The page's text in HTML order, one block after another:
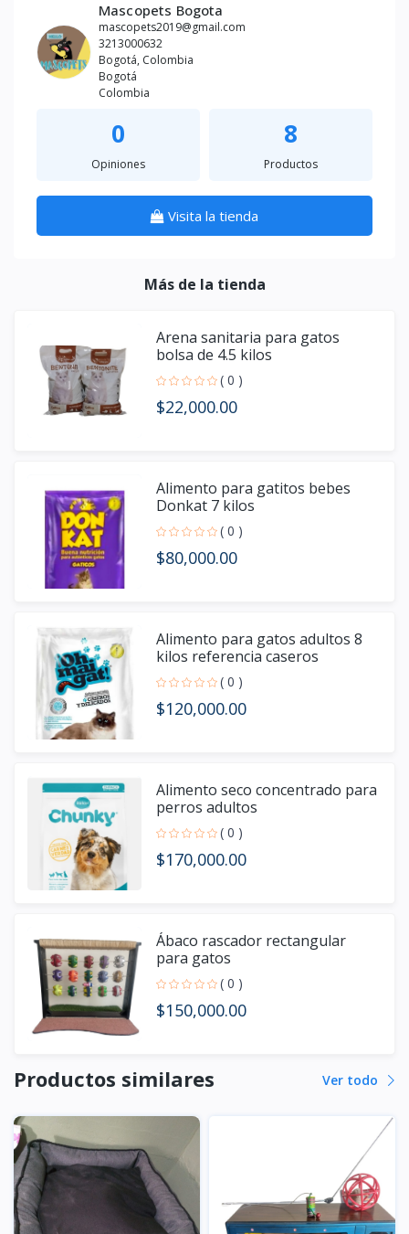
Mascopets Bogota
mascopets2019@gmail.com
3213000632
Bogotá, Colombia
Bogotá
Colombia
0
Opiniones
8
Productos
Visita la tienda
Más de la tienda
Arena sanitaria para gatos
bolsa de 4.5 kilos
( 0 )
$22,000.00
Alimento para gatitos bebes
Donkat 7 kilos
( 0 )
$80,000.00
Alimento para gatos adultos 8
kilos referencia caseros
( 0 )
$120,000.00
Alimento seco concentrado para
perros adultos
( 0 )
$170,000.00
Ábaco rascador rectangular
para gatos
( 0 )
$150,000.00
Productos similares Ver todo